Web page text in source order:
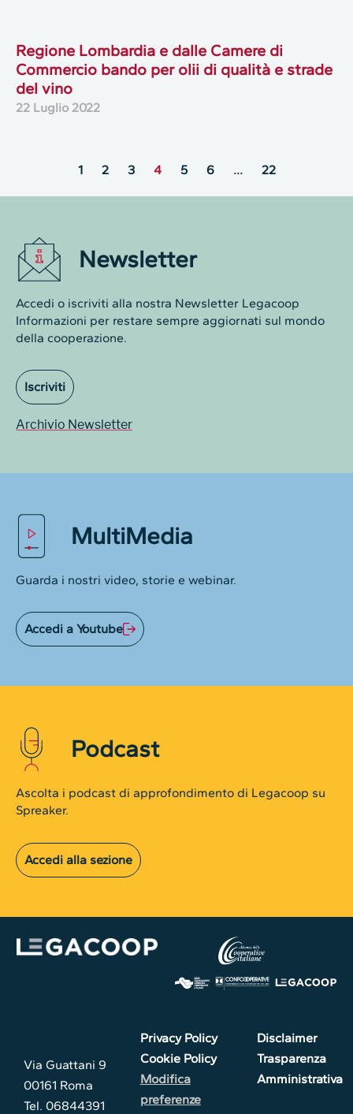
Regione Lombardia e dalle Camere di
Commercio bando per olii di qualità e strade
del vino
22 Luglio 2022
1 2 3 4 5 6 … 22
Newsletter
Accedi o iscriviti alla nostra Newsletter Legacoop
Informazioni per restare sempre aggiornati sul mondo
della cooperazione.
Iscriviti
Archivio Newsletter
MultiMedia
Guarda i nostri video, storie e webinar.
Accedi a Youtube
Podcast
Ascolta i podcast di approfondimento di Legacoop su
Spreaker.
Accedi alla sezione
Via Guattani 9
00161 Roma
Tel. 06844391
Privacy Policy
Cookie Policy
Modifica
preferenze
Disclaimer
Trasparenza
Amministrativa